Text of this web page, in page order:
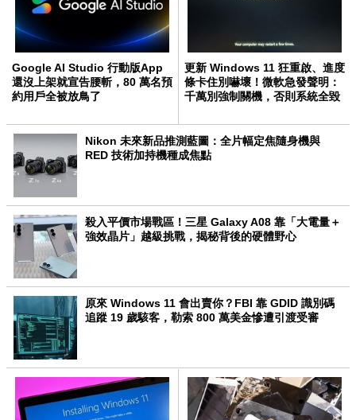
Google AI Studio 行動版App
還沒上架就宣告腰斬，80 萬名預
約用戶全被放鳥了
更新 Windows 11 狂重啟、進度
條卡住別嚇壞！微軟急發聲明：
千萬別強制關機，否則系統全毀
Nikon 未來新品推測藍圖：全片幅定焦隨身機與
RED 技術加持機種成焦點
殺入平價市場戰區！三星 Galaxy A08 靠「大電量＋
強效晶片」越級挑戰，揭秘背後的硬體野心
原來 Windows 11 會出賣你？FBI 靠 GDID 識別碼
追蹤 19 歲駭客，勒索 800 萬美金慘遭引渡受審